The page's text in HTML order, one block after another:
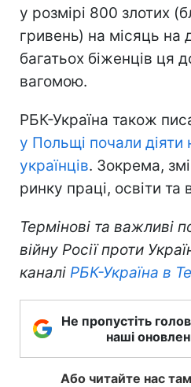
у розмірі 800 злотих
гривень) на місяць на
багатьох біженців ця
вагомою.
РБК-Україна також
у Польщі почали діяти
українців. Зокрема,
ринку праці, освіти та
Термінові та важливі
війну Росії проти
каналі РБК-Україна в
Не пропустіть
наші
Або читайте нас